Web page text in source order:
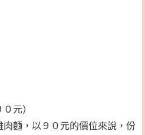
元）
麵，以９０元的價位來說，份